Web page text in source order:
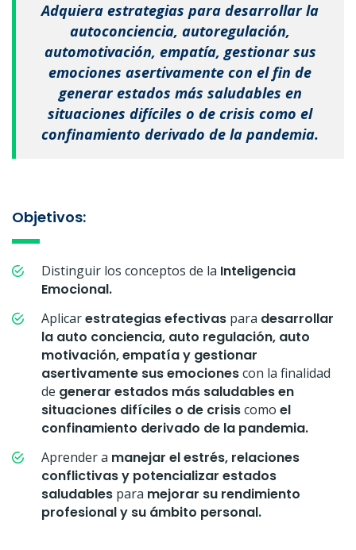
Adquiera estrategias para desarrollar la
autoconciencia, autoregulación,
automotivación, empatía, gestionar sus
emociones asertivamente con el fin de
generar estados más saludables en
situaciones difíciles o de crisis como el
confinamiento derivado de la pandemia.
Objetivos:
Distinguir los conceptos de la Inteligencia
Emocional.
Aplicarestrategias efectivas para desarrollar
la auto conciencia, auto regulación, auto
motivación, empatía y gestionar
asertivamente sus emocionescon la finalidad
de generar estados más saludables en
situaciones difíciles o de crisiscomo el
confinamiento derivado de la pandemia.
Aprender a manejar el estrés, relaciones
conflictivas y potencializar estados
saludables para mejorar su rendimiento
profesional y su ámbito personal.